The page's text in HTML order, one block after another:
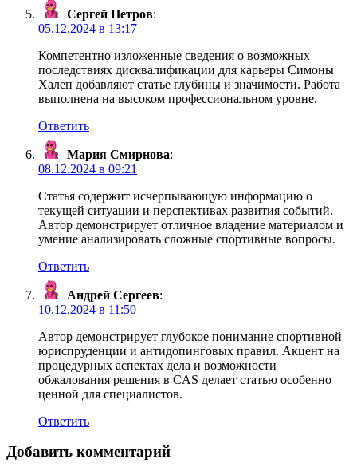
Сергей Петров:
05.12.2024 в 13:17
Компетентно изложенные сведения о возможных
последствиях дисквалификации для карьеры Симоны
Халеп добавляют статье глубины и значимости. Работа
выполнена на высоком профессиональном уровне.
Ответить
Мария Смирнова:
08.12.2024 в 09:21
Статья содержит исчерпывающую информацию о
текущей ситуации и перспективах развития событий.
Автор демонстрирует отличное владение материалом и
умение анализировать сложные спортивные вопросы.
Ответить
Андрей Сергеев:
10.12.2024 в 11:50
Автор демонстрирует глубокое понимание спортивной
юриспруденции и антидопинговых правил. Акцент на
процедурных аспектах дела и возможности
обжалования решения в CAS делает статью особенно
ценной для специалистов.
Ответить
Добавить комментарий